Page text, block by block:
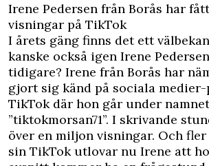
Irene Pedersen från Borås har
visningar på TikTok
I årets gäng finns det ett
kanske också igen Irene
tidigare? Irene från Borås har
gjort sig känd på sociala
TikTok där hon går under namnet
”tiktokmorsan71”. I skrivande
över en miljon visningar. Och
sin TikTok utlovar nu Irene att